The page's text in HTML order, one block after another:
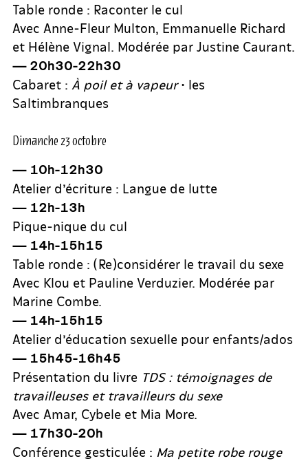
Table ronde : Raconter le cul
Avec Anne-Fleur Multon, Emmanuelle Richard
et Hélène Vignal. Modérée par Justine Caurant.
— 20h30-22h30
Cabaret : À poil et à vapeur• les
Saltimbranques
Dimanche 23 octobre
— 10h-12h30
Atelier d’écriture : Langue de lutte
— 12h-13h
Pique-nique du cul
— 14h-15h15
Table ronde : (Re)considérer le travail du sexe
Avec Klou et Pauline Verduzier. Modérée par
Marine Combe.
— 14h-15h15
Atelier d’éducation sexuelle pour enfants/ados
— 15h45-16h45
Présentation du livre TDS : témoignages de
travailleuses et travailleurs du sexe
Avec Amar, Cybele et Mia More.
— 17h30-20h
Conférence gesticulée : Ma petite robe rouge